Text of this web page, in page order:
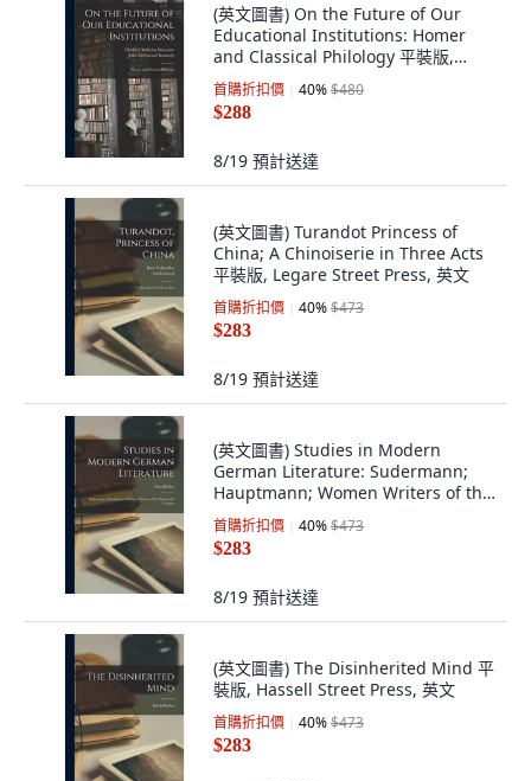
(英文圖書) On the Future of Our
Educational Institutions: Homer
and Classical Philology 平裝版,
Legare Street Press, 英文
首購折扣價 40%$480
$288
8/19 預計送達
(英文圖書) Turandot Princess of
China; A Chinoiserie in Three Acts
平裝版, Legare Street Press, 英文
首購折扣價 40%$473
$283
8/19 預計送達
(英文圖書) Studies in Modern
German Literature: Sudermann;
Hauptmann; Women Writers of the
Nineteenth Ce... 平裝版, Legare
Street Press, 英文
首購折扣價 40%$473
$283
8/19 預計送達
(英文圖書) The Disinherited Mind 平
裝版, Hassell Street Press, 英文
首購折扣價 40%$473
$283